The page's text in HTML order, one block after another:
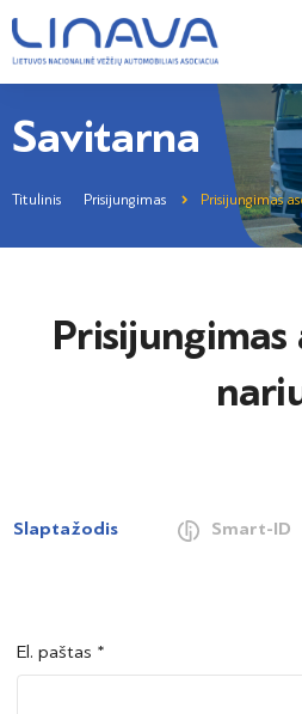
Savitarna
Titulinis Prisijungimas Prisijungimas
Prisijungimas
Slaptažodis Smart-ID
Šalis *
Šalis *
El. paštas *